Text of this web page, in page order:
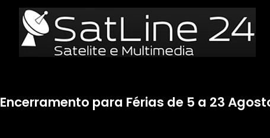
Encerramento para Férias de 5 a 23